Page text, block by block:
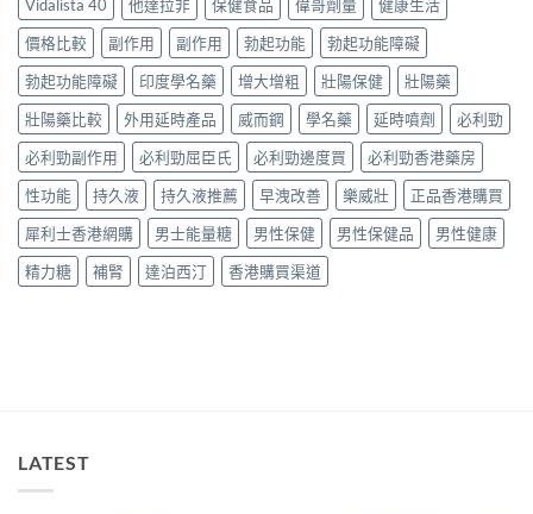
貨
渠
道〉
中
健
品
真
實
比
較
與
選
購
指
南〉
中
作
用
完
整
說
明
與
安
全
用
指
南〉
中
香
港
用
家
實
測
與
正
貨
買
指
南〉
Vidalista 40
他達拉非 保健食品 偉哥劑量
健康生活
價格比較
副作用 副作用 勃起功能
勃起功能障礙
勃起功能障礙
印度學名藥 增大增粗 壯陽保健
壯陽藥
壯陽藥比較
外用延時產品 威而鋼 學名藥 延時噴劑
必利勁
必利勁副作用
必利勁屈臣氏 必利勁邊度買
必利勁香港藥房
性功能
持久液 持久液推薦 早洩改善 樂威壯
正品香港購買
犀利士香港網購
男士能量糖 男性保健 男性保健品
男性健康
精力糖
補腎 達泊西汀 香港購買渠道
LATEST